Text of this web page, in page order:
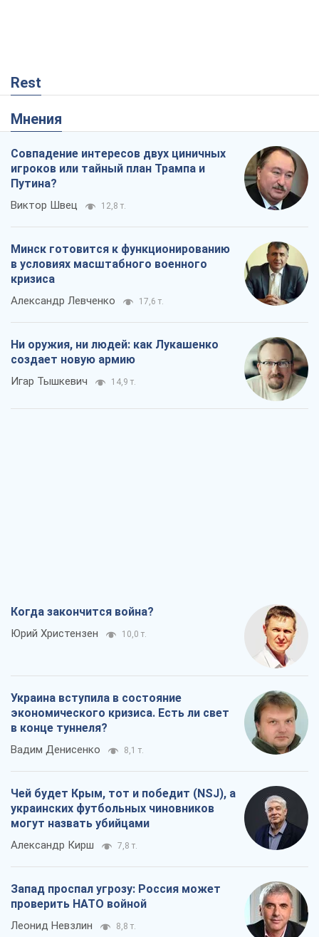
Rest
Мнения
Совпадение интересов двух циничных
игроков или тайный план Трампа и
Путина?
Виктор Швец 12,8 т.
Минск готовится к функционированию
в условиях масштабного военного
кризиса
Александр Левченко 17,6 т.
Ни оружия, ни людей: как Лукашенко
создает новую армию
Игар Тышкевич 14,9 т.
Когда закончится война?
Юрий Христензен 10,0 т.
Украина вступила в состояние
экономического кризиса. Есть ли свет
в конце туннеля?
Вадим Денисенко 8,1 т.
Чей будет Крым, тот и победит (NSJ), а
украинских футбольных чиновников
могут назвать убийцами
Александр Кирш 7,8 т.
Запад проспал угрозу: Россия может
проверить НАТО войной
Леонид Невзлин 8,8 т.